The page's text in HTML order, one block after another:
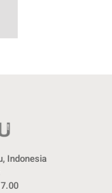
Indonesia